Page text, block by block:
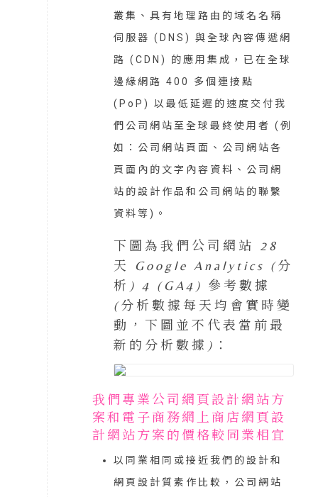
叢集、具有地理路由的域名名稱
伺服器 (DNS) 與全球內容傳遞網
路 (CDN) 的應用集成，已在全球
邊緣網路 400 多個連接點
(PoP) 以最低延遲的速度交付我
們公司網站至全球最終使用者 (例
如：公司網站頁面、公司網站各
頁面內的文字內容資料、公司網
站的設計作品和公司網站的聯繫
資料等)。
下圖為我們公司網站 28
天 Google Analytics (分
析) 4 (GA4) 參考數據
(分析數據每天均會實時變
動，下圖並不代表當前最
新的分析數據)：
我們專業公司網頁設計網站方
案和電子商務網上商店網頁設
計網站方案的價格較同業相宜
以同業相同或接近我們的設計和
網頁設計質素作比較，公司網站